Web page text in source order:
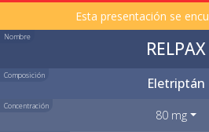
Esta presentación se
Nombre
RELPAX
Composición Eletriptán
Concentración
80 mg